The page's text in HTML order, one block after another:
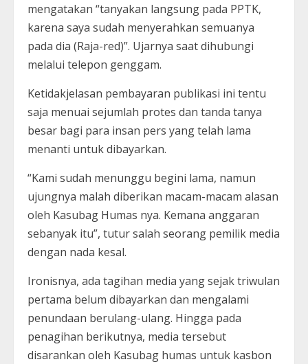
mengatakan “tanyakan langsung pada PPTK,
karena saya sudah menyerahkan semuanya
pada dia (Raja-red)”. Ujarnya saat dihubungi
melalui telepon genggam.
Ketidakjelasan pembayaran publikasi ini tentu
saja menuai sejumlah protes dan tanda tanya
besar bagi para insan pers yang telah lama
menanti untuk dibayarkan.
“Kami sudah menunggu begini lama, namun
ujungnya malah diberikan macam-macam alasan
oleh Kasubag Humas nya. Kemana anggaran
sebanyak itu”, tutur salah seorang pemilik media
dengan nada kesal.
Ironisnya, ada tagihan media yang sejak triwulan
pertama belum dibayarkan dan mengalami
penundaan berulang-ulang. Hingga pada
penagihan berikutnya, media tersebut
disarankan oleh Kasubag humas untuk kasbon